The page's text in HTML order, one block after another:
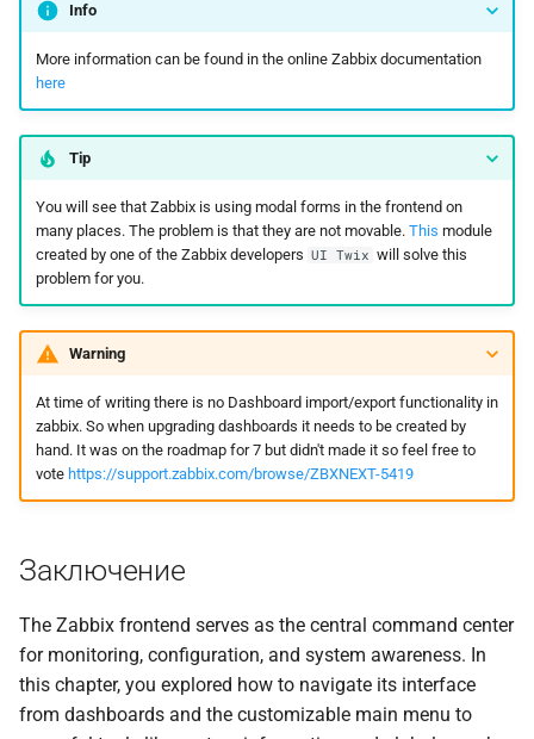
Info
More information can be found in the online Zabbix documentation
here
Tip
You will see that Zabbix is using modal forms in the frontend on
many places. The problem is that they are not movable. This module
created by one of the Zabbix developers UI Twix will solve this
problem for you.
Warning
At time of writing there is no Dashboard import/export functionality in
zabbix. So when upgrading dashboards it needs to be created by
hand. It was on the roadmap for 7 but didn't made it so feel free to
vote https://support.zabbix.com/browse/ZBXNEXT-5419
Заключение
The Zabbix frontend serves as the central command center
for monitoring, configuration, and system awareness. In
this chapter, you explored how to navigate its interface
from dashboards and the customizable main menu to